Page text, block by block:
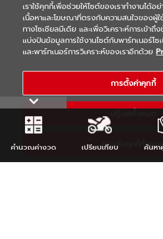
WARRANTY | Terms
COPYRIGHT 2021 THAI YAMAHA
RESERVED
คำนวณค่างวด เปรียบเทียบ ค้นหา
เราใช้คุกกี้เพื่อช่วยให้ไซต์ของเราทำงานได้
เนื้อหาและโฆษณาที่ตรงกับความสนใจของผู้
ทางโซเชียลมีเดีย และเพื่อวิเคราะห์การเข้าถึ
แบ่งปันข้อมูลการใช้งานไซต์กับพาร์ทเนอร์โ
และพาร์ทเนอร์การวิเคราะห์ของเราอีกด้วย
การตั้งค่าคุกกี้
ยอมรับคุกกี้ทั้งหม